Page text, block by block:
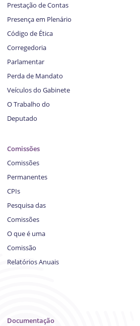
Prestação de Contas
Presença em Plenário
Código de Ética
Corregedoria
Parlamentar
Perda de Mandato
Veículos do Gabinete
O Trabalho do
Deputado
Comissões
Comissões
Permanentes
CPIs
Pesquisa das
Comissões
O que é uma
Comissão
Relatórios Anuais
Documentação